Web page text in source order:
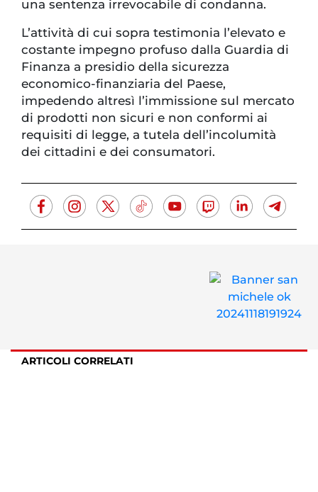
una sentenza irrevocabile di condanna.
L’attività di cui sopra testimonia l’elevato e
costante impegno profuso dalla Guardia di
Finanza a presidio della sicurezza
economico-finanziaria del Paese,
impedendo altresì l’immissione sul mercato
di prodotti non sicuri e non conformi ai
requisiti di legge, a tutela dell’incolumità
dei cittadini e dei consumatori.
ARTICOLI CORRELATI